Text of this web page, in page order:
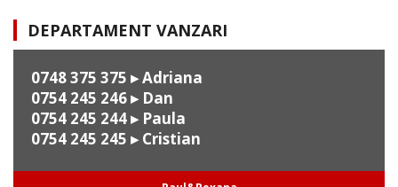
DEPARTAMENT VANZARI
0748 375 375 ▸ Adriana
0754 245 246▸ Dan
0754 245 244▸ Paula
0754 245 245 ▸ Cristian